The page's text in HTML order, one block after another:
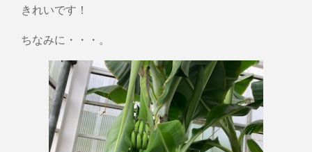
きれいです！
ちなみに・・・。